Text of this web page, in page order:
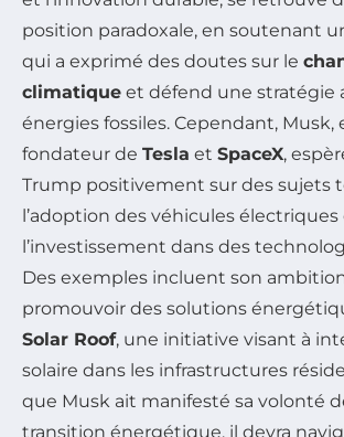
position paradoxale, en soutenant
qui a exprimé des doutes sur le
climatique et défend une stratégie
énergies fossiles. Cependant,
fondateur de Tesla et SpaceX,
Trump positivement sur des sujets
l’adoption des véhicules électriques
l’investissement dans des
Des exemples incluent son
promouvoir des solutions
Solar Roof, une initiative visant à
solaire dans les infrastructures
que Musk ait manifesté sa volonté
transition énergétique, il devra